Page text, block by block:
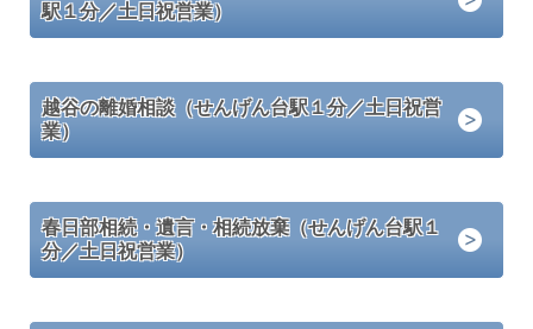
駅１分／土日祝営業）
越谷の離婚相談（せんげん台駅１分／土日祝営
業）
春日部相続・遺言・相続放棄（せんげん台駅１
分／土日祝営業）